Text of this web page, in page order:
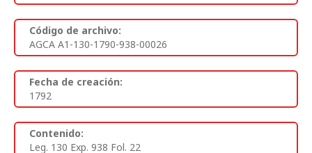
Código de archivo:
AGCA A1-130-1790-938-00026
Fecha de creación:
1792
Contenido:
Leg. 130 Exp. 938 Fol. 22